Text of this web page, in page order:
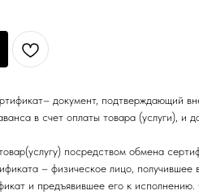
документ, подтверждающий
в счет оплаты товара (услуги), и
посредством обмена
– физическое лицо, получившее
и предъявившее его к